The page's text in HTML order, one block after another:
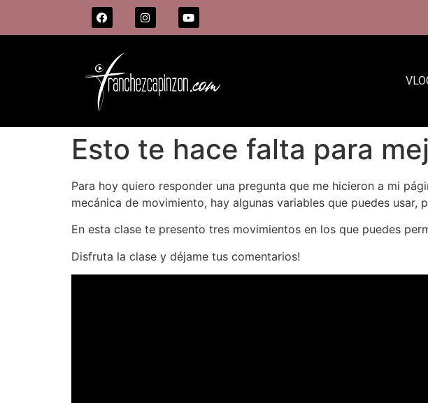
Esto te hace falta para
Para hoy quiero responder una pregunta que me hicieron a mi
mecánica de movimiento, hay algunas variables que puedes
En esta clase te presento tres movimientos en los que puedes
Disfruta la clase y déjame tus comentarios!